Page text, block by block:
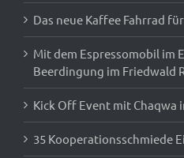
Das neue Kaffee Fahrrad
Mit dem Espressomobil im
Beerdingung im Friedwald
Kick Off Event mit Chaqwa
35 Kooperationsschmiede